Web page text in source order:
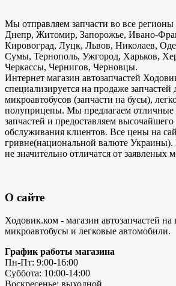
Мы отправляем запчасти во все
Днепр, Житомир, Запорожье, Ивано-
Кировоград, Луцк, Львов, Николаев,
Сумы, Тернополь, Ужгород, Харьков,
Черкассы, Чернигов, Черновцы.
Интернет магазин автозапчастей
специализируется на продаже запчастей
микроавтобусов (запчасти на бусы),
полуприцепы. Мы предлагаем
запчастей и предоставляем высочайшего
обслуживания клиентов. Все цены на
гривне(национальной валюте
не значительно отличатся от заявленых
О сайте
Ходовик.ком - магазин автозапчастей на
микроавтобусы и легковые автомобили.
График работы магазина
Пн-Пт: 9:00-16:00
Суббота: 10:00-14:00